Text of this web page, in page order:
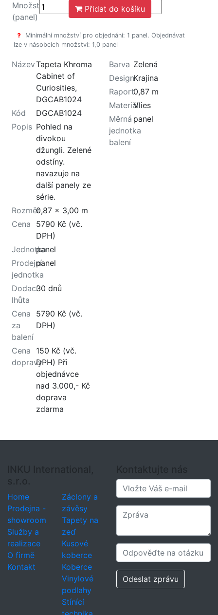
Množství
(panel)
Přidat do košíku
Minimální množství pro objednání: 1 panel. Objednávat
lze v násobcích množství: 1,0 panel
NázevTapeta Khroma
Cabinet of
Curiosities,
DGCAB1024
Kód
DGCAB1024
Popis Pohled na
divokou
džungli. Zelené
odstíny.
navazuje na
další panely ze
série.
Rozměr0,87 x 3,00 m
Cena
5790 Kč (vč.
DPH)
Jednotkapanel
Prodejní
jednotka
panel
Dodací
lhůta
30 dnů
Cena
za
balení
5790 Kč (vč.
DPH)
Cena
dopravy
150 Kč (vč.
DPH) Při
objednávce
nad 3.000,- Kč
doprava
zdarma
Barva Zelená
DesignKrajina
Raport0,87 m
MateriálVlies
Měrná
jednotka
balení
panel
INKU International,
s.r.o.
Home
Prodejna -
showroom
Služby a
realizace
O firmě
Kontakt
Záclony a
závěsy
Tapety na
zeď
Kusové
koberce
Koberce
Vinylové
podlahy
Stínící
Kontaktujte nás
Odeslat zprávu